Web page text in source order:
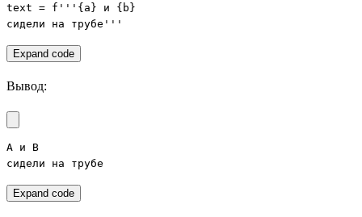
text = f'''{a} и {b}
сидели на трубе'''
Expand code
Вывод:
А и B
сидели на трубе
Expand code